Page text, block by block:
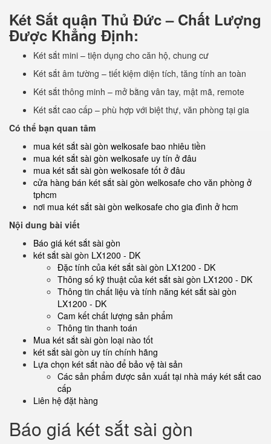
Két Sắt quận Thủ Đức – Chất Lượng
Được Khẳng Định:
Két sắt mini – tiện dụng cho căn hộ, chung cư
Két sắt âm tường – tiết kiệm diện tích, tăng tính an toàn
Két sắt thông minh – mở bằng vân tay, mật mã, remote
Két sắt cao cấp – phù hợp với biệt thự, văn phòng tại gia
Có thể bạn quan tâm
mua két sắt sài gòn welkosafe bao nhiêu tiền
mua két sắt sài gòn welkosafe uy tín ở đâu
mua két sắt sài gòn welkosafe tốt ở đâu
cửa hàng bán két sắt sài gòn welkosafe cho văn phòng ở
tphcm
nơi mua két sắt sài gòn welkosafe cho gia đình ở hcm
Nội dung bài viết
Báo giá két sắt sài gòn
két sắt sài gòn LX1200 - DK
Đặc tính của két sắt sài gòn LX1200 - DK
Thông số kỹ thuật của két sắt sài gòn LX1200 - DK
Thông tin chất liệu và tính năng két sắt sài gòn
LX1200 - DK
Cam kết chất lượng sản phẩm
Thông tin thanh toán
Mua két sắt sài gòn loại nào tốt
két sắt sài gòn uy tín chính hãng
Lựa chọn két sắt nào để bảo vệ tài sản
Các sản phẩm được sản xuất tại nhà máy két sắt cao
cấp
Liên hệ đặt hàng
Báo giá két sắt sài gòn